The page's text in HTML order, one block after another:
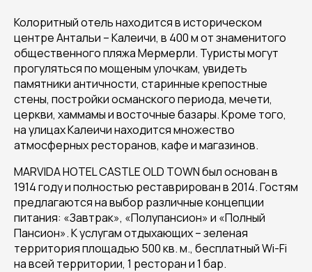
Колоритный отель находится в историческом
центре Антальи – Калеичи, в 400 м от знаменитого
общественного пляжа Мермерли. Туристы могут
прогуляться по мощеным улочкам, увидеть
памятники античности, старинные крепостные
стены, постройки османского периода, мечети,
церкви, хаммамы и восточные базары. Кроме того,
на улицах Калеичи находится множество
атмосферных ресторанов, кафе и магазинов.
MARVIDA HOTEL CASTLE OLD TOWN был основан в
1914 году и полностью реставрирован в 2014. Гостям
предлагаются на выбор различные концепции
питания: «Завтрак», «Полупансион» и «Полный
Пансион». К услугам отдыхающих – зеленая
территория площадью 500 кв. м., бесплатный Wi-Fi
на всей территории, 1 ресторан и 1 бар.